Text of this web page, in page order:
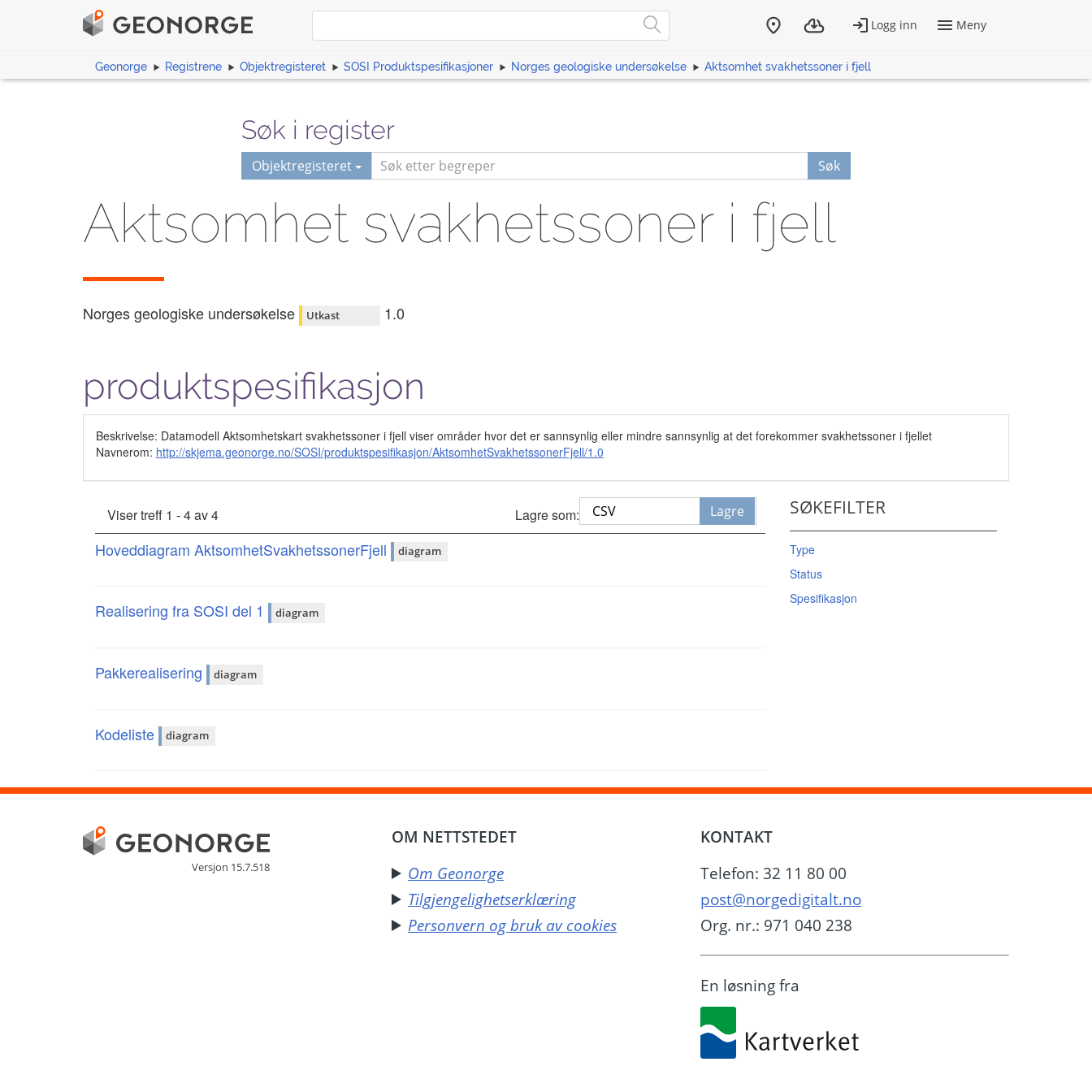
Geonorge Registrene Objektregisteret SOSI Produktspesifikasjoner Norges geologiske undersøkelse Aktsomhet svakhetssoner i fjell
Søk i register
Objektregisteret Søk
Aktsomhet svakhetssoner i fjell
Norges geologiske undersøkelse Utkast 1.0
produktspesifikasjon
Beskrivelse: Datamodell Aktsomhetskart svakhetssoner i fjell viser områder hvor det er sannsynlig eller mindre sannsynlig at det forekommer svakhetssoner i fjellet
Navnerom: http://skjema.geonorge.no/SOSI/produktspesifikasjon/AktsomhetSvakhetssonerFjell/1.0
Viser treff 1 - 4 av 4 Lagre som: Lagre
Hoveddiagram AktsomhetSvakhetssonerFjell diagram
Realisering fra SOSI del 1 diagram
Pakkerealisering diagram
Kodeliste diagram
SØKEFILTER
Type
Status
Spesifikasjon